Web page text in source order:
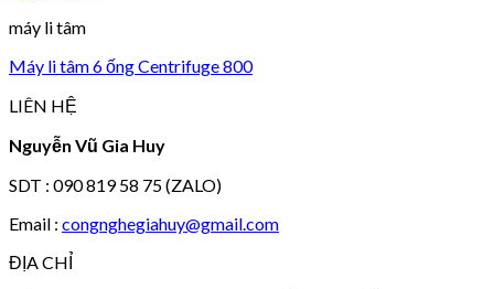
máy li tâm
Máy li tâm 6 ống Centrifuge 800
LIÊN HỆ
Nguyễn Vũ Gia Huy
SDT : 090 819 58 75 (ZALO)
Email : congnghegiahuy@gmail.com
ĐỊA CHỈ